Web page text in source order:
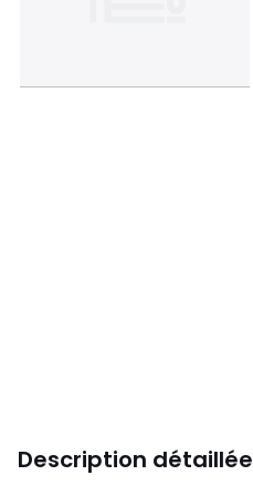
Description détaillée